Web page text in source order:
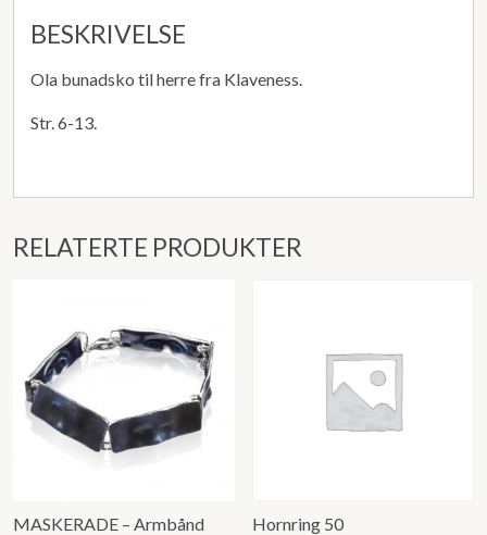
BESKRIVELSE
Ola bunadsko til herre fra Klaveness.
Str. 6-13.
RELATERTE PRODUKTER
MASKERADE – Armbånd Hornring 50